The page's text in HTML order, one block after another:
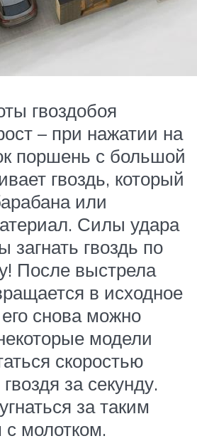
гвоздобоя
– при нажатии на
поршень с большой
гвоздь, который
или
Силы удара
загнать гвоздь по
После выстрела
в исходное
снова можно
модели
скоростью
за секунду.
за таким
с молотком.